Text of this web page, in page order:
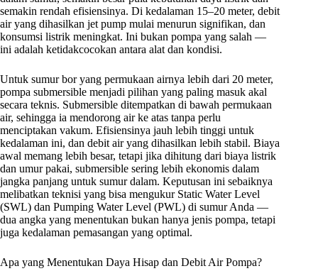
semakin rendah efisiensinya. Di kedalaman 15–20 meter, debit
air yang dihasilkan jet pump mulai menurun signifikan, dan
konsumsi listrik meningkat. Ini bukan pompa yang salah —
ini adalah ketidakcocokan antara alat dan kondisi.
Untuk sumur bor yang permukaan airnya lebih dari 20 meter,
pompa submersible menjadi pilihan yang paling masuk akal
secara teknis. Submersible ditempatkan di bawah permukaan
air, sehingga ia mendorong air ke atas tanpa perlu
menciptakan vakum. Efisiensinya jauh lebih tinggi untuk
kedalaman ini, dan debit air yang dihasilkan lebih stabil. Biaya
awal memang lebih besar, tetapi jika dihitung dari biaya listrik
dan umur pakai, submersible sering lebih ekonomis dalam
jangka panjang untuk sumur dalam. Keputusan ini sebaiknya
melibatkan teknisi yang bisa mengukur Static Water Level
(SWL) dan Pumping Water Level (PWL) di sumur Anda —
dua angka yang menentukan bukan hanya jenis pompa, tetapi
juga kedalaman pemasangan yang optimal.
Apa yang Menentukan Daya Hisap dan Debit Air Pompa?